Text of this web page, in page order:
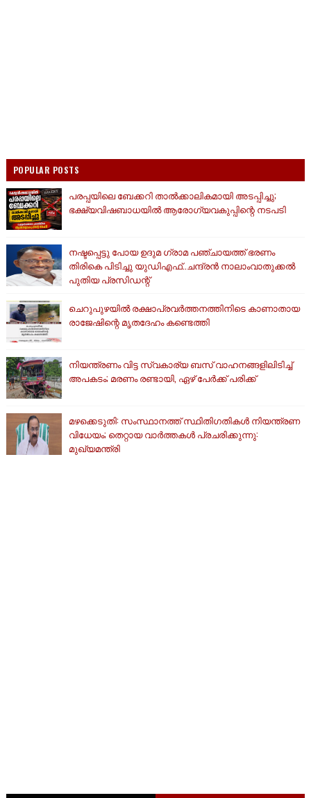
POPULAR POSTS
പരപ്പയിലെ ബേക്കറി താൽക്കാലികമായി അടപ്പിച്ചു;
ഭക്ഷ്യവിഷബാധയിൽ ആരോഗ്യവകുപ്പിന്റെ നടപടി
നഷ്ടപ്പെട്ടു പോയ ഉദുമ ഗ്രാമ പഞ്ചായത്ത് ഭരണം
തിരികെ പിടിച്ചു യുഡിഎഫ്..ചന്ദ്രൻ നാലാംവാതുക്കൽ
പുതിയ പ്രസിഡന്റ്
ചെറുപുഴയിൽ രക്ഷാപ്രവർത്തനത്തിനിടെ കാണാതായ
രാജേഷിന്റെ മൃതദേഹം കണ്ടെത്തി
നിയന്ത്രണം വിട്ട സ്വകാര്യ ബസ് വാഹനങ്ങളിലിടിച്ച്
അപകടം; മരണം രണ്ടായി, ഏഴ് പേർക്ക് പരിക്ക്
മഴക്കെടുതി: സംസ്ഥാനത്ത് സ്ഥിതിഗതികള്‍ നിയന്ത്രണ
വിധേയം; തെറ്റായ വാര്‍ത്തകള്‍ പ്രചരിക്കുന്നു:
മുഖ്യമന്ത്രി